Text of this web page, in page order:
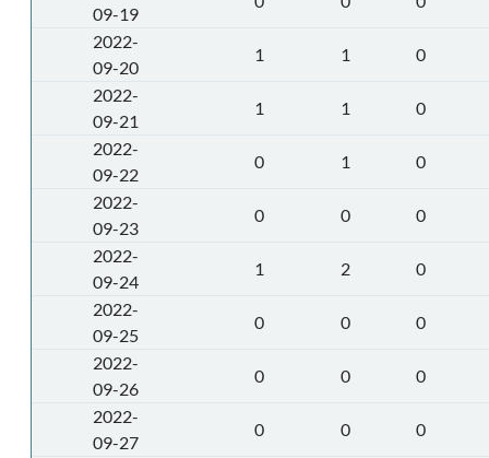
09-19
2022-
09-20
1 1
0
2022-
09-21
1 1
0
2022-
09-22
0 1
0
2022-
09-23
0 0
0
2022-
09-24
1 2
0
2022-
09-25
0 0
0
2022-
09-26
0 0
0
2022-
09-27
0 0
0